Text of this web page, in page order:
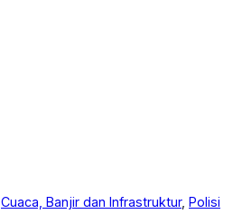
Cuaca, Banjir dan Infrastruktur, Polisi